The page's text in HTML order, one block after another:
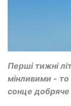
Перші тижні
мінливими - то
сонце